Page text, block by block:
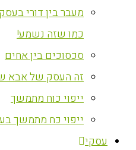
מעבר בין דורי
כמו שזה נשמע!
סכסוכים בין אחים
זה העסק של אבא
ייפוי כוח מתמשך
ייפוי כח מתמשך
עסקי